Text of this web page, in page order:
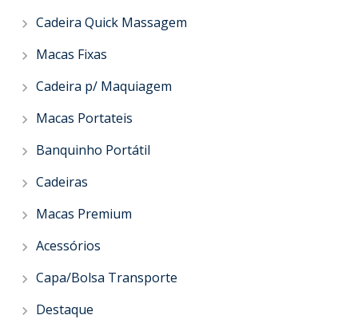
Cadeira Quick Massagem
Macas Fixas
Cadeira p/ Maquiagem
Macas Portateis
Banquinho Portátil
Cadeiras
Macas Premium
Acessórios
Capa/Bolsa Transporte
Destaque